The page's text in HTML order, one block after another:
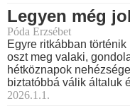
Legyen még
Póda Erzsébet
Egyre ritkábban
oszt meg valaki,
hétköznapok
biztatóbbá válik általuk
2026.1.1.